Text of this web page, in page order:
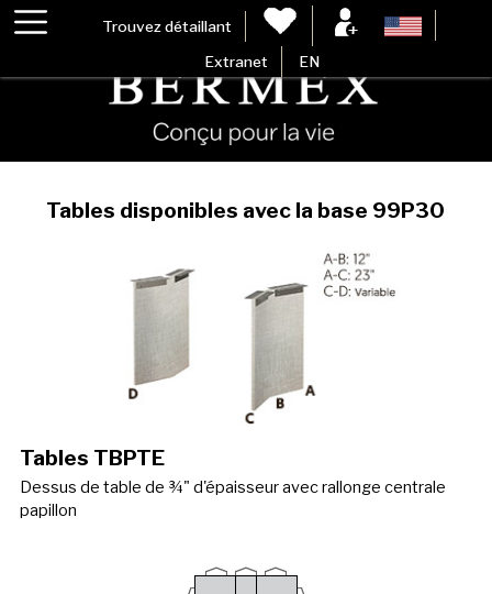
Trouvez détaillant
Extranet EN
Tables disponibles avec la base 99P30
Tables TBPTE
Dessus de table de ¾" d'épaisseur avec rallonge centrale
papillon